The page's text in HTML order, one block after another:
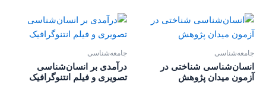
جامعه‌شناسی
انسان‌شناسی شناختی در
آزمون میدان پژوهش
جامعه‌شناسی
درآمدی بر انسان‌شناسی
تصویری و فیلم انتنوگرافیک